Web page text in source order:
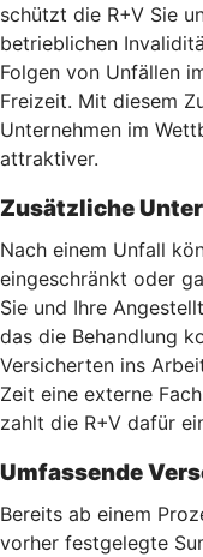
schützt die R+V Sie
betrieblichen
Folgen von Unfällen
Freizeit. Mit diesem
Unternehmen im
attraktiver.
Zusätzliche
Nach einem Unfall
eingeschränkt oder
Sie und Ihre
das die Behandlung
Versicherten ins
Zeit eine externe
zahlt die R+V dafür
Umfassende
Bereits ab einem
vorher festgelegte